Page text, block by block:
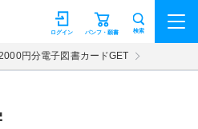
パンフ・願書
ログイン 検索
円分電子図書カードGET